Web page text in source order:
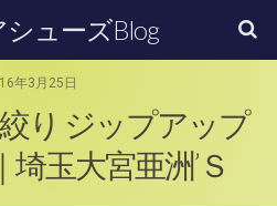
シューズBlog
年3月25日
り ジップアップ
玉大宮亜洲’Ｓ